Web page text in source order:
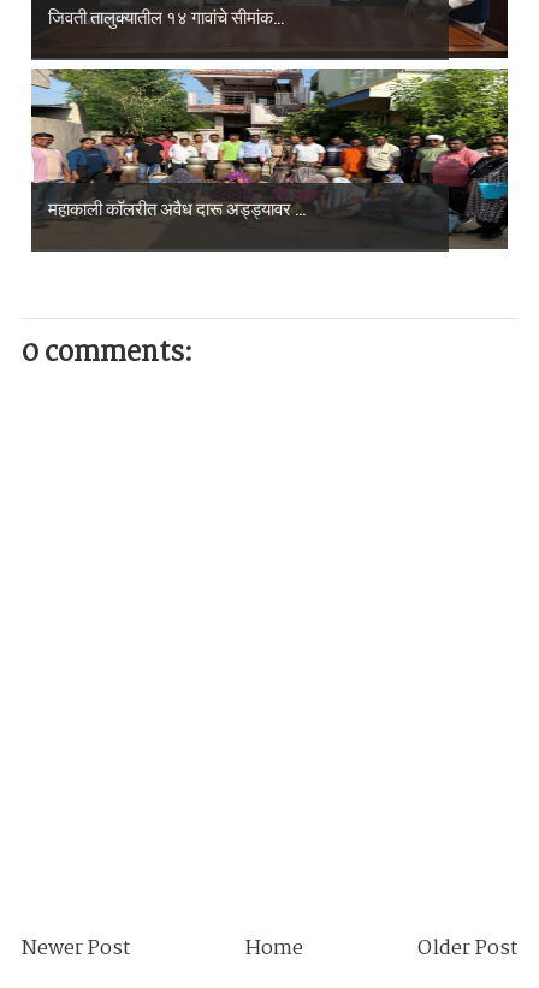
जिवती तालुक्यातील १४ गावांचे सीमांक...
महाकाली कॉलरीत अवैध दारू अड्ड्यावर ...
0 comments:
Newer Post Older Post
Home